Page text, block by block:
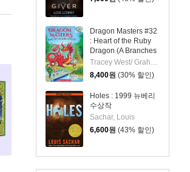
Dragon Masters #32
: Heart of the Ruby
Dragon (A Branches
Book)
Tracey West/ Graham Howells (ILT)
8,400원 (30% 할인)
Holes : 1999 뉴베리
수상작
Sachar, Louis
6,600원 (43% 할인)